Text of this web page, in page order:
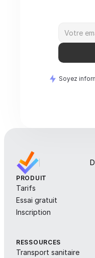
Soyez
PRODUIT
Tarifs
Essai gratuit
Inscription
RESSOURCES
Transport sanitaire